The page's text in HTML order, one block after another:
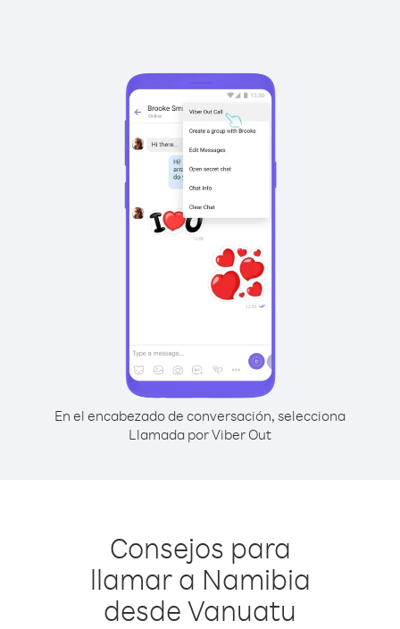
En el encabezado de conversación, selecciona
Llamada por Viber Out
Consejos para
llamar a Namibia
desde Vanuatu